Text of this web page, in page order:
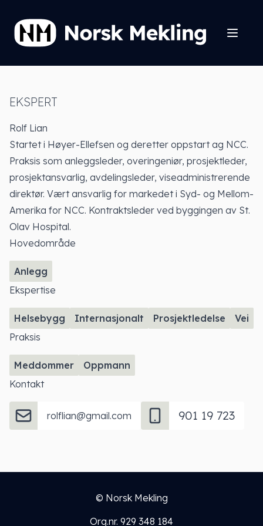
EKSPERT
Rolf Lian
Startet i Høyer-Ellefsen og deretter oppstart ag NCC.
Praksis som anleggsleder, overingeniør, prosjektleder,
prosjektansvarlig, avdelingsleder, viseadministrerende
direktør. Vært ansvarlig for markedet i Syd- og Mellom-
Amerika for NCC. Kontraktsleder ved byggingen av St.
Olav Hospital.
Hovedområde
Anlegg
Ekspertise
Helsebygg Internasjonalt Prosjektledelse
Vei
Praksis
Meddommer
Oppmann
Kontakt
rolflian@gmail.com 901 19 723
© Norsk Mekling
Org.nr. 929 348 184